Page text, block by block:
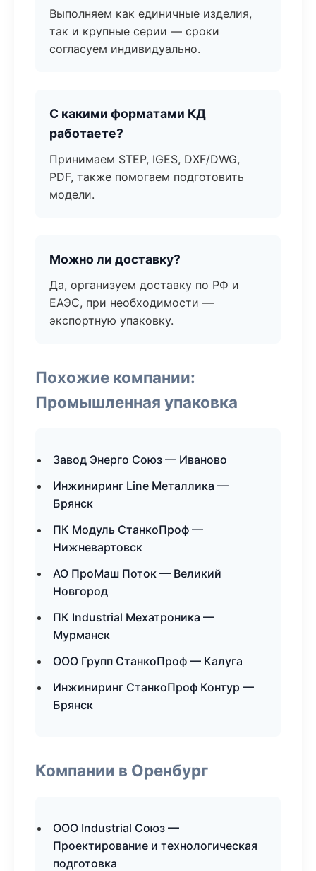
Выполняем как единичные изделия,
так и крупные серии — сроки
согласуем индивидуально.
С какими форматами КД
работаете?
Принимаем STEP, IGES, DXF/DWG,
PDF, также помогаем подготовить
модели.
Можно ли доставку?
Да, организуем доставку по РФ и
ЕАЭС, при необходимости —
экспортную упаковку.
Похожие компании:
Промышленная упаковка
Завод Энерго Союз — Иваново
Инжиниринг Line Металлика —
Брянск
ПК Модуль СтанкоПроф —
Нижневартовск
АО ПроМаш Поток — Великий
Новгород
ПК Industrial Мехатроника —
Мурманск
ООО Групп СтанкоПроф — Калуга
Инжиниринг СтанкоПроф Контур —
Брянск
Компании в Оренбург
ООО Industrial Союз —
Проектирование и технологическая
подготовка